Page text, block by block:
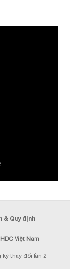
& Quy định
Việt Nam
ký thay đổi lần 2